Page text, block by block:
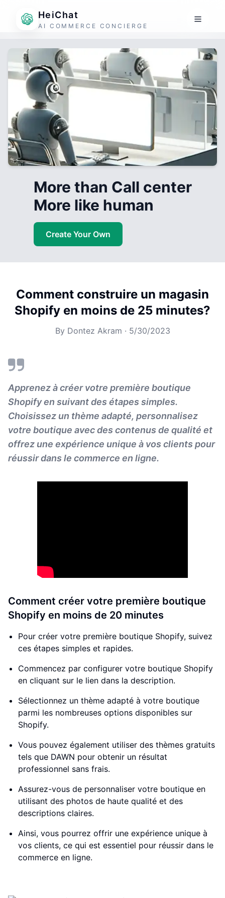
HeiChat
AI COMMERCE CONCIERGE
More than Call center
More like human
Create Your Own
Comment construire un magasin
Shopify en moins de 25 minutes?
By Dontez Akram · 5/30/2023
Apprenez à créer votre première boutique
Shopify en suivant des étapes simples.
Choisissez un thème adapté, personnalisez
votre boutique avec des contenus de qualité et
offrez une expérience unique à vos clients pour
réussir dans le commerce en ligne.
Comment créer votre première boutique
Shopify en moins de 20 minutes
Pour créer votre première boutique Shopify, suivez
ces étapes simples et rapides.
Commencez par configurer votre boutique Shopify
en cliquant sur le lien dans la description.
Sélectionnez un thème adapté à votre boutique
parmi les nombreuses options disponibles sur
Shopify.
Vous pouvez également utiliser des thèmes gratuits
tels que DAWN pour obtenir un résultat
professionnel sans frais.
Assurez-vous de personnaliser votre boutique en
utilisant des photos de haute qualité et des
descriptions claires.
Ainsi, vous pourrez offrir une expérience unique à
vos clients, ce qui est essentiel pour réussir dans le
commerce en ligne.